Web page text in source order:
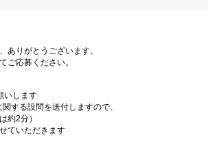
ありがとうございます。
ご応募ください。
いします
する設問を送付しますので、
約2分）
ていただきます